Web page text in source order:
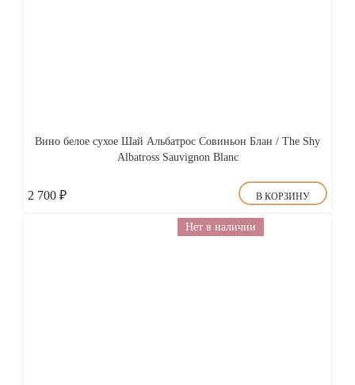
Вино белое сухое Шай Альбатрос Совиньон Блан / The Shy
Albatross Sauvignon Blanc
2 700 ₽ В КОРЗИНУ
Нет в наличии